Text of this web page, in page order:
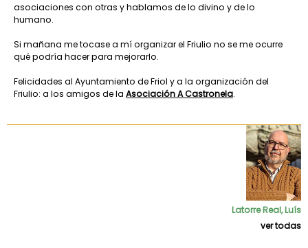
asociaciones con otras y hablamos de lo divino y de lo
humano.
Si mañana me tocase a mí organizar el Friulio no se me ocurre
qué podría hacer para mejorarlo.
Felicidades al Ayuntamiento de Friol y a la organización del
Friulio: a los amigos de la Asociación A Castronela.
Latorre Real, Luís
ver todas